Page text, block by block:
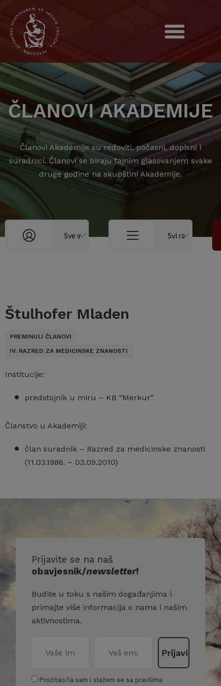
ČLANOVI AKADEMIJE
Članovi Akademije su redoviti, počasni, dopisni i
suradnici. Članovi se biraju tajnim glasovanjem svake
druge godine na skupštini Akademije.
Štulhofer Mladen
PREMINULI ČLANOVI
IV. RAZRED ZA MEDICINSKE ZNANOSTI
Institucije:
predstojnik u miru – KB “Merkur”
Članstvo u Akademiji:
član suradnik – Razred za medicinske znanosti
(11.03.1986. – 03.09.2010)
Prijavite se na naš
obavjesnik/newsletter!
Budite u toku s našim događanjima i
primajte više informacija o nama i našim
aktivnostima.
Pročitao/la sam i slažem se sa pravilima